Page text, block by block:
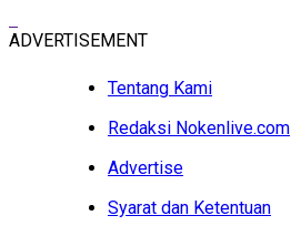
ADVERTISEMENT
Tentang Kami
Redaksi Nokenlive.com
Advertise
Syarat dan Ketentuan